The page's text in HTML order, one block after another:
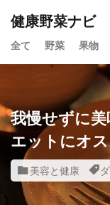
健康野菜ナビ
全て 野菜 果物
我慢せずに
エットにオ
美容と健康